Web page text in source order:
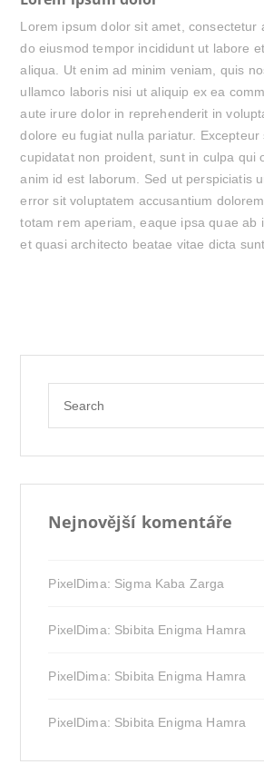
Lorem ipsum dolor sit amet, consectetur
do eiusmod tempor incididunt ut labore
aliqua. Ut enim ad minim veniam, quis
ullamco laboris nisi ut aliquip ex ea
aute irure dolor in reprehenderit in
dolore eu fugiat nulla pariatur. Excepteur
cupidatat non proident, sunt in culpa qui
anim id est laborum. Sed ut perspiciatis
error sit voluptatem accusantium
totam rem aperiam, eaque ipsa quae ab
et quasi architecto beatae vitae dicta
Nejnovější komentáře
PixelDima: Sigma Kaba Zarga
PixelDima: Sbibita Enigma Hamra
PixelDima: Sbibita Enigma Hamra
PixelDima: Sbibita Enigma Hamra